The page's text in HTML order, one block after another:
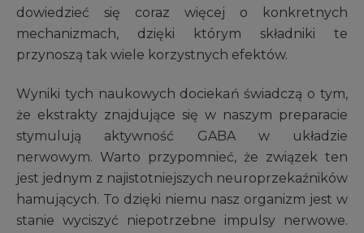
dowiedzieć się coraz więcej o konkretnych
mechanizmach, dzięki którym składniki te
przynoszą tak wiele korzystnych efektów.
Wyniki tych naukowych dociekań świadczą o tym,
że ekstrakty znajdujące się w naszym preparacie
stymulują aktywność GABA w układzie
nerwowym. Warto przypomnieć, że związek ten
jest jednym z najistotniejszych neuroprzekaźników
hamujących. To dzięki niemu nasz organizm jest w
stanie wyciszyć niepotrzebne impulsy nerwowe.